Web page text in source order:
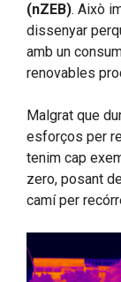
(nZEB). Això
dissenyar
amb un
renovables
Malgrat que
esforços per
tenim cap
zero, posant
camí per